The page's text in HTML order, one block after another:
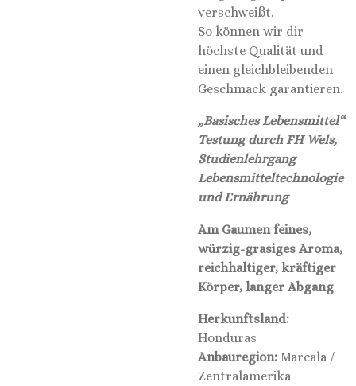
verschweißt.
So können wir dir
höchste Qualität und
einen gleichbleibenden
Geschmack garantieren.
„Basisches Lebensmittel“
Testung durch FH Wels,
Studienlehrgang
Lebensmitteltechnologie
und Ernährung
Am Gaumen feines,
würzig-grasiges Aroma,
reichhaltiger, kräftiger
Körper, langer Abgang
Herkunftsland:
Honduras
Anbauregion: Marcala /
Zentralamerika